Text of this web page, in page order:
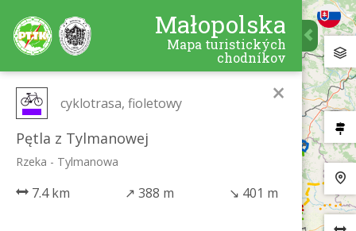
Małopolska
Mapa turistických
chodníkov
×
cyklotrasa, fioletowy
Pętla z Tylmanowej
Rzeka - Tylmanowa
7.4 km ↗ 388 m ↘ 401 m